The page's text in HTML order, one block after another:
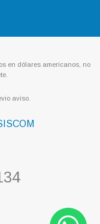
en dólares americanos, no
aviso.